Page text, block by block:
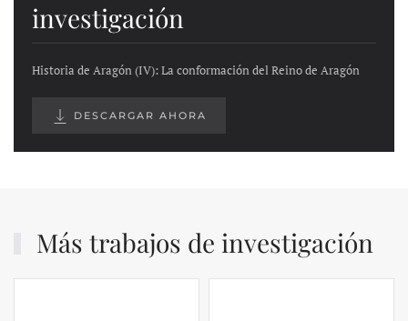
investigación
Historia de Aragón (IV): La conformación del Reino de Aragón
DESCARGAR AHORA
Más trabajos de investigación